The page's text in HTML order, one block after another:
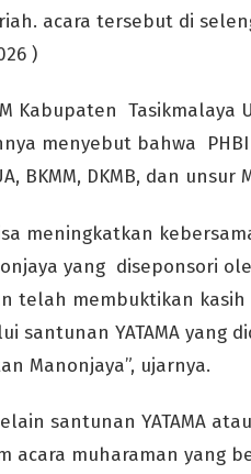
acara tersebut di
)
Kabupaten Tasikmalaya
menyebut bahwa
BKMM, DKMB, dan unsur
meningkatkan
yang diseponsori
telah membuktikan
santunan YATAMA yang
Manonjaya”, ujarnya.
santunan YATAMA
acara muharaman yang